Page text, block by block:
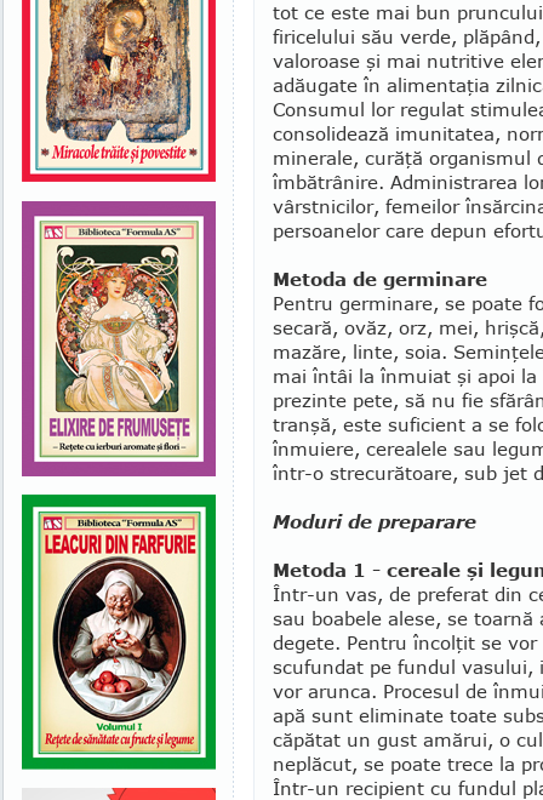
tot ce este mai bun
firicelului său verde,
valoroa­se şi mai nutritive
adăugate în alimentaţia
Consumul lor regulat
consolidează imuni­tatea,
minerale, curăţă orga­nis­mul
îmbătrânire. Administrarea
vârstnicilor, femeilor
per­soanelor care depun
Metoda de germinare
Pentru germinare, se poate
secară, ovăz, orz, mei,
mazăre, linte, soia.
mai întâi la înmuiat şi apoi
prezinte pete, să nu fie
tranşă, este suficient a se
înmu­iere, cerealele sau
într-o strecurătoare, sub jet
Moduri de preparare
Metoda 1 - cereale şi
Într-un vas, de preferat din
sau boabele alese, se
degete. Pentru încolţit se
scufundat pe fundul vasului,
vor arunca. Procesul de
apă sunt eliminate toate
căpătat un gust amărui, o
neplăcut, se poate trece la
Într-un recipient cu fundul